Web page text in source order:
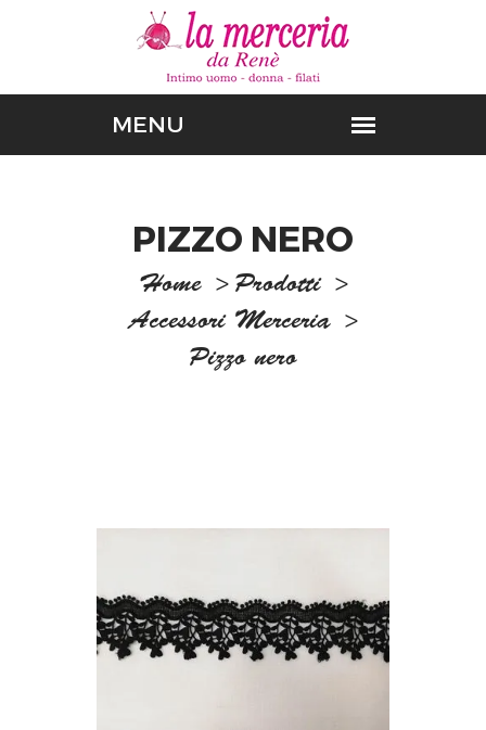
PIZZO NERO
Home > Prodotti >
Accessori Merceria >
Pizzo nero